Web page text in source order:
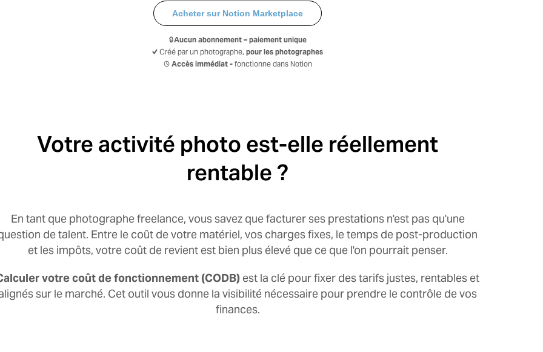
Acheter sur Notion Marketplace
🔒Aucun abonnement – paiement unique
✔︎ Créé par un photographe, pour les photographes
🕓 Accès immédiat -fonctionne dans Notion
Votre activité photo est-elle réellement
rentable ?
En tant que photographe freelance, vous savez que facturer ses prestations n'est pas qu'une
de talent. Entre le coût de votre matériel, vos charges fixes, le temps de post-production
et les impôts, votre coût de revient est bien plus élevé que ce que l'on pourrait penser.
votre coût de fonctionnement (CODB) est la clé pour fixer des tarifs justes, rentables et
sur le marché. Cet outil vous donne la visibilité nécessaire pour prendre le contrôle de vos
finances.